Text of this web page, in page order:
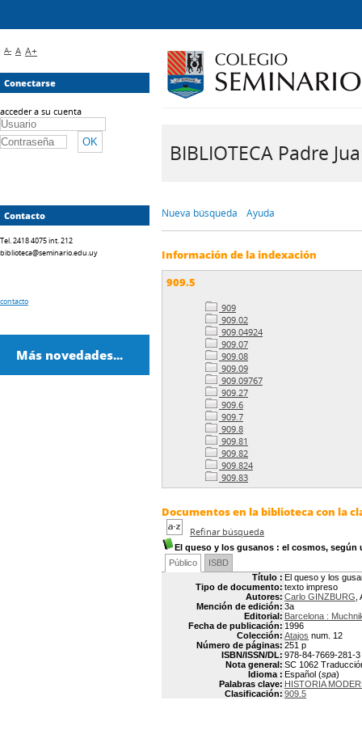
BIBLIOTECA Padre
Nueva búsqueda Ayuda
Información de la indexación
909.5
909
909.02
909.04924
909.07
909.08
909.09
909.09767
909.27
909.6
909.7
909.8
909.81
909.82
909.824
909.83
Documentos en la biblioteca con la
Refinar búsqueda
El queso y los gusanos : el cosmos, según
Público
ISBD
Título : El queso y los
Tipo de documento: texto impreso
Autores: Carlo GINZBURG
Mención de edición: 3a
Editorial: Barcelona :
Fecha de publicación: 1996
Colección: Atajos num. 12
Número de páginas: 251 p
ISBN/ISSN/DL: 978-84-7669-281-3
Nota general: SC 1062
Idioma : Español (spa)
Palabras clave: HISTORIA
Clasificación: 909.5
A- A A+
Conectarse
acceder a su cuenta
Contacto
Tel. 2418 4075 int. 212
biblioteca@seminario.edu.uy
contacto
Más novedades...